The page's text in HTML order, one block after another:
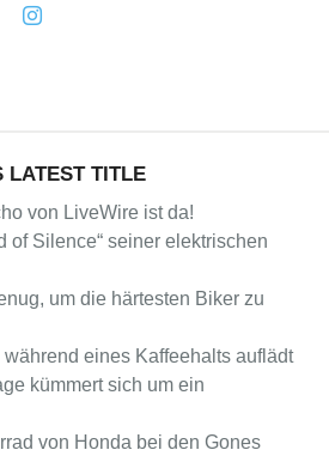
LATEST TITLE
von LiveWire ist da!
of Silence“ seiner elektrischen
um die härtesten Biker zu
eines Kaffeehalts auflädt
kümmert sich um ein
von Honda bei den Gones